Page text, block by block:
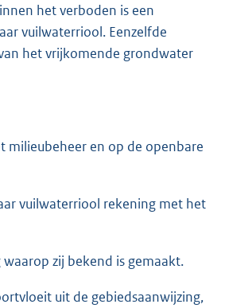
het verboden is een
vuilwaterriool. Eenzelfde
het vrijkomende grondwater
milieubeheer en op de openbare
vuilwaterriool rekening met het
zij bekend is gemaakt.
uit de gebiedsaanwijzing,